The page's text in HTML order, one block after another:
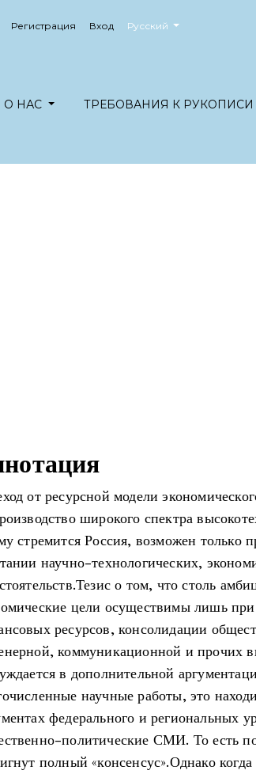
Регистрация Вход Русский
О НАС ТРЕБОВАНИЯ К РУКОПИСИ
от ресурсной модели
широкого спектра
стремится Россия, возможен только
научно-технологических,
о том, что столь
цели осуществимы лишь
ресурсов, консолидации
коммуникационной и прочих
в дополнительной
научные работы, это
федерального и региональных
политические СМИ. То есть
полный «консенсус».Однако